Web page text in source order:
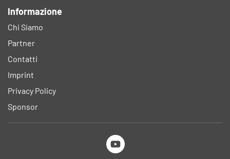
Informazione
Chi Siamo
Partner
Contatti
Imprint
Privacy Policy
Sponsor